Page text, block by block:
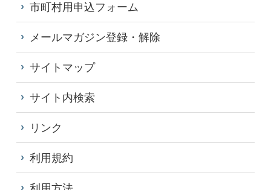
市町村用申込フォーム
メールマガジン登録・解除
サイトマップ
サイト内検索
リンク
利用規約